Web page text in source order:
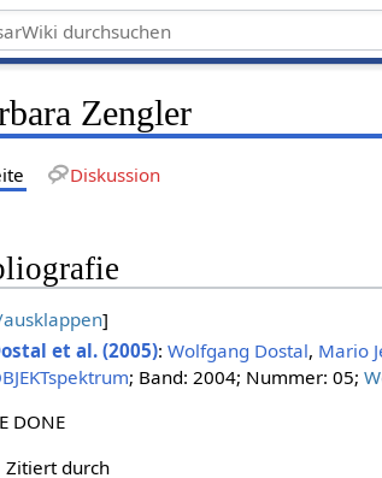
Zengler
Diskussion
]
et al. (2005): Wolfgang Dostal, Mario
; Band: 2004; Nummer: 05;
DONE
Zitiert durch